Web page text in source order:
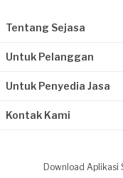
Tentang Sejasa
Untuk Pelanggan
Untuk Penyedia Jasa
Kontak Kami
Download Aplikasi